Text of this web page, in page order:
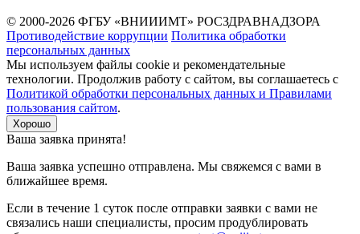
© 2000-2026 ФГБУ «ВНИИИМТ» РОСЗДРАВНАДЗОРА
Противодействие коррупции Политика обработки
персональных данных
Мы используем файлы cookie и рекомендательные
технологии. Продолжив работу с сайтом, вы соглашаетесь с
Политикой обработки персональных данных и Правилами
пользования сайтом.
Хорошо
Ваша заявка принята!
Ваша заявка успешно отправлена. Мы свяжемся с вами в
ближайшее время.
Если в течение 1 суток после отправки заявки с вами не
связались наши специалисты, просим продублировать